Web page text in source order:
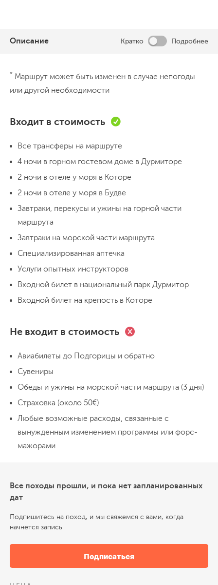
Описание Кратко Подробнее
Сараево
День 2
Дорога в горы
День 3
резерв
День 4
.
День 5
.
День 6
* Маршрут может быть изменен в случае непогоды
или другой необходимости
Входит в стоимость
Все трансферы на маршруте
4 ночи в горном гостевом доме в Дурмиторе
2 ночи в отеле у моря в Которе
2 ночи в отеле у моря в Будве
Завтраки, перекусы и ужины на горной части
маршрута
Завтраки на морской части маршрута
Специализированная аптечка
Услуги опытных инструкторов
Входной билет в национальный парк Дурмитор
Входной билет на крепость в Которе
Не входит в стоимость
Авиабилеты до Подгорицы и обратно
Сувениры
Обеды и ужины на морской части маршрута (3 дня)
Страховка (около 50€)
Любые возможные расходы, связанные с
вынужденным изменением программы или форс-
мажорами
Все походы прошли, и пока нет запланированных
дат
Подпишитесь на поход, и мы свяжемся с вами, когда
начнется запись
Подписаться